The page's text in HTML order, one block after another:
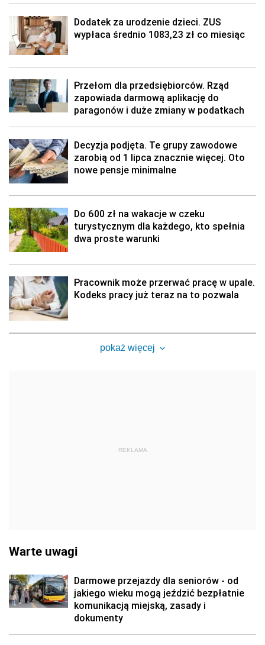
Dodatek za urodzenie dzieci. ZUS
wypłaca średnio 1083,23 zł co miesiąc
Przełom dla przedsiębiorców. Rząd
zapowiada darmową aplikację do
paragonów i duże zmiany w podatkach
Decyzja podjęta. Te grupy zawodowe
zarobią od 1 lipca znacznie więcej. Oto
nowe pensje minimalne
Do 600 zł na wakacje w czeku
turystycznym dla każdego, kto spełnia
dwa proste warunki
Pracownik może przerwać pracę w upale.
Kodeks pracy już teraz na to pozwala
pokaż więcej
REKLAMA
Warte uwagi
Darmowe przejazdy dla seniorów - od
jakiego wieku mogą jeździć bezpłatnie
komunikacją miejską, zasady i
dokumenty